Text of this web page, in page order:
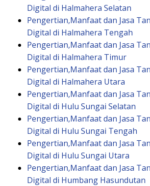
Digital di Halmahera Selatan
Pengertian,Manfaat dan Jasa
Digital di Halmahera Tengah
Pengertian,Manfaat dan Jasa
Digital di Halmahera Timur
Pengertian,Manfaat dan Jasa
Digital di Halmahera Utara
Pengertian,Manfaat dan Jasa
Digital di Hulu Sungai Selatan
Pengertian,Manfaat dan Jasa
Digital di Hulu Sungai Tengah
Pengertian,Manfaat dan Jasa
Digital di Hulu Sungai Utara
Pengertian,Manfaat dan Jasa
Digital di Humbang Hasundutan